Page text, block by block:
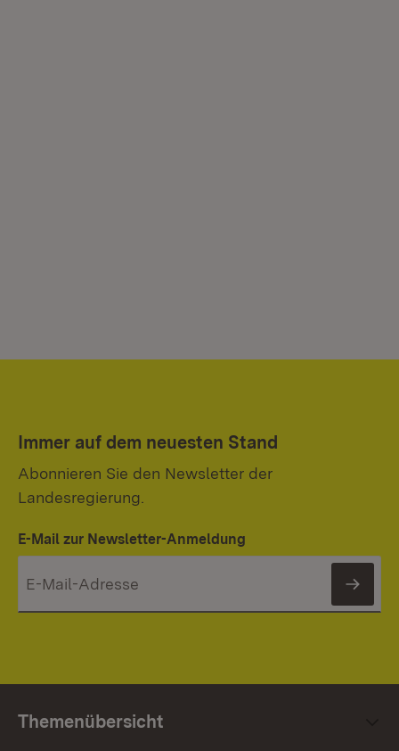
Immer auf dem neuesten Stand
Abonnieren Sie den Newsletter der
Landesregierung.
E-Mail zur Newsletter-Anmeldung
Themenübersicht